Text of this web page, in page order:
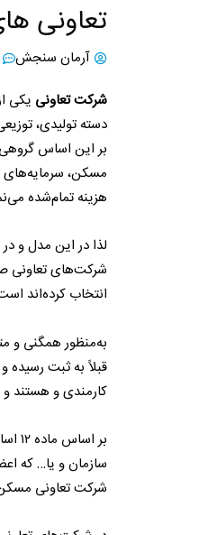
تعاونی
آرمان سنجش
شرکت تعاونی یکی
دسته تولیدی،
بر این اساس
مسکن، سرمایه‌های
هزینه تمام‌شده
لذا در این مدل و
شرکت‌های تعاونی
انتخاب کرده‌اند
به‌منظور همگنی و
قبلاً به ثبت رسیده
کارمندی و هستند
بر
سازمان و یا… که
شرکت تعاونی